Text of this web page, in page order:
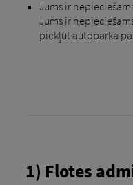
Jums ir
Jums ir
piekļūt autoparka
1) Flotes